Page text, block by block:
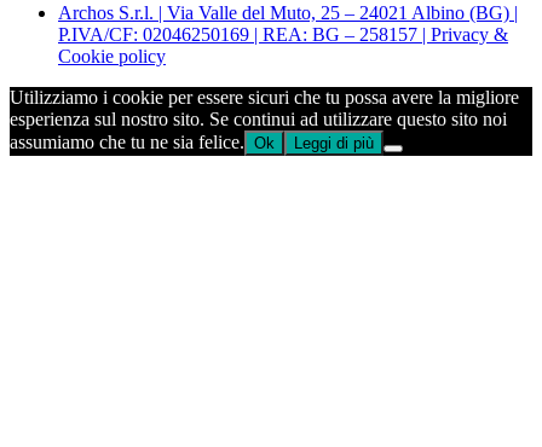
Archos S.r.l. | Via Valle del Muto, 25 – 24021 Albino (BG) |
P.IVA/CF: 02046250169 | REA: BG – 258157 | Privacy &
Cookie policy
Utilizziamo i cookie per essere sicuri che tu possa avere la migliore
esperienza sul nostro sito. Se continui ad utilizzare questo sito noi
assumiamo che tu ne sia felice. Ok Leggi di più